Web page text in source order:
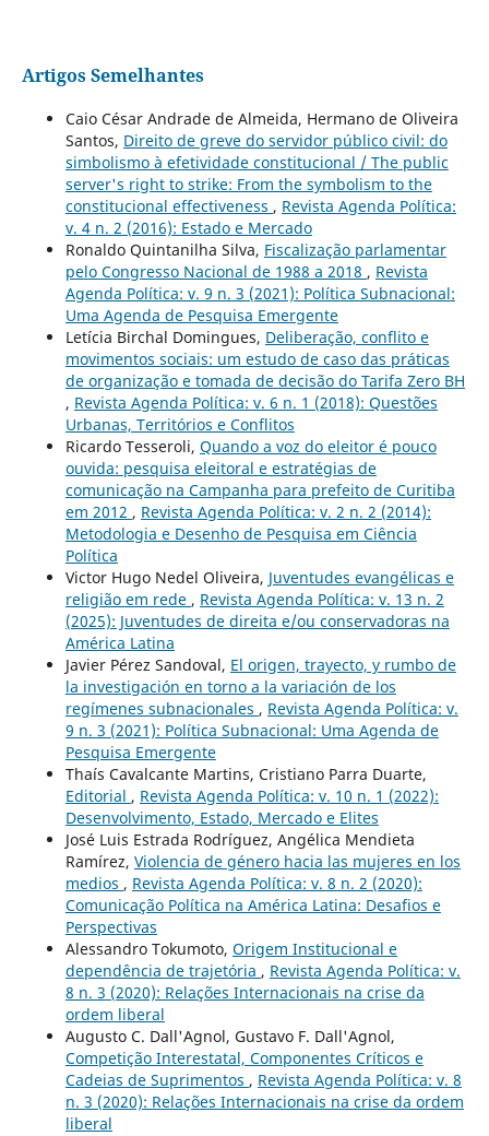
Artigos Semelhantes
Caio César Andrade de Almeida, Hermano de Oliveira
Santos, Direito de greve do servidor público civil: do
simbolismo à efetividade constitucional / The public
server's right to strike: From the symbolism to the
constitucional effectiveness , Revista Agenda Política:
v. 4 n. 2 (2016): Estado e Mercado
Ronaldo Quintanilha Silva, Fiscalização parlamentar
pelo Congresso Nacional de 1988 a 2018 , Revista
Agenda Política: v. 9 n. 3 (2021): Política Subnacional:
Uma Agenda de Pesquisa Emergente
Letícia Birchal Domingues, Deliberação, conflito e
movimentos sociais: um estudo de caso das práticas
de organização e tomada de decisão do Tarifa Zero BH
, Revista Agenda Política: v. 6 n. 1 (2018): Questões
Urbanas, Territórios e Conflitos
Ricardo Tesseroli, Quando a voz do eleitor é pouco
ouvida: pesquisa eleitoral e estratégias de
comunicação na Campanha para prefeito de Curitiba
em 2012 , Revista Agenda Política: v. 2 n. 2 (2014):
Metodologia e Desenho de Pesquisa em Ciência
Política
Victor Hugo Nedel Oliveira, Juventudes evangélicas e
religião em rede , Revista Agenda Política: v. 13 n. 2
(2025): Juventudes de direita e/ou conservadoras na
América Latina
Javier Pérez Sandoval, El origen, trayecto, y rumbo de
la investigación en torno a la variación de los
regímenes subnacionales , Revista Agenda Política: v.
9 n. 3 (2021): Política Subnacional: Uma Agenda de
Pesquisa Emergente
Thaís Cavalcante Martins, Cristiano Parra Duarte,
Editorial , Revista Agenda Política: v. 10 n. 1 (2022):
Desenvolvimento, Estado, Mercado e Elites
José Luis Estrada Rodríguez, Angélica Mendieta
Ramírez, Violencia de género hacia las mujeres en los
medios , Revista Agenda Política: v. 8 n. 2 (2020):
Comunicação Política na América Latina: Desafios e
Perspectivas
Alessandro Tokumoto, Origem Institucional e
dependência de trajetória , Revista Agenda Política: v.
8 n. 3 (2020): Relações Internacionais na crise da
ordem liberal
Augusto C. Dall'Agnol, Gustavo F. Dall'Agnol,
Competição Interestatal, Componentes Críticos e
Cadeias de Suprimentos , Revista Agenda Política: v. 8
n. 3 (2020): Relações Internacionais na crise da ordem
liberal